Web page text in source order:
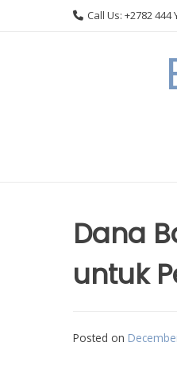
Call Us: +2782 444
Dana
untuk
Posted on